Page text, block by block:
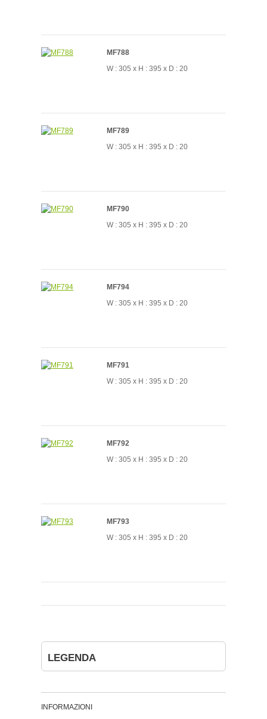
MF788
W : 305 x H : 395 x D : 20
MF789
W : 305 x H : 395 x D : 20
MF790
W : 305 x H : 395 x D : 20
MF794
W : 305 x H : 395 x D : 20
MF791
W : 305 x H : 395 x D : 20
MF792
W : 305 x H : 395 x D : 20
MF793
W : 305 x H : 395 x D : 20
LEGENDA
INFORMAZIONI